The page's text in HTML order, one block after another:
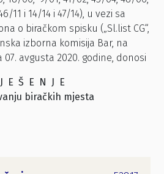
11 i 14/14 i 47/14), u vezi sa
o biračkom spisku („Sl.list CG“,
izborna komisija Bar, na
avgusta 2020. godine, donosi
E Š E N J E
biračkih mjesta